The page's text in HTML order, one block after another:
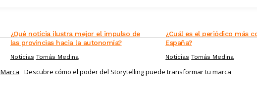
¿Qué noticia ilustra mejor el impulso de
las provincias hacia la autonomía?
Noticias Tomás Medina
¿Cuál es el periódico más
España?
Noticias Tomás Medina
Marca
Descubre cómo el poder del Storytelling puede transformar tu marca